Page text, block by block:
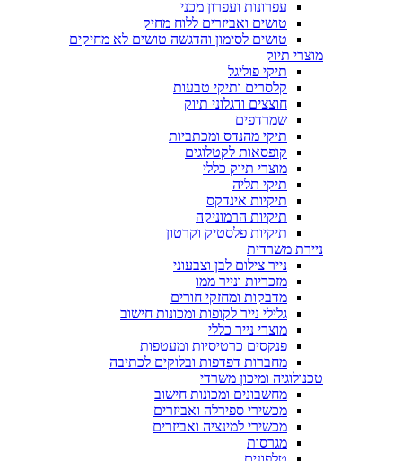
עפרונות ועפרון מכני
טושים ואביזרים ללוח מחיק
טושים לסימון והדגשה טושים לא מחיקים
מוצרי תיוק
תיקי פוליגל
קלסרים ותיקי טבעות
חוצצים ודגלוני תיוק
שמרדפים
תיקי מהנדס ומכתביות
קופסאות לקטלוגים
מוצרי תיוק כללי
תיקי תליה
תיקיות אינדקס
תיקיות הרמוניקה
תיקיות פלסטיק וקרטון
ניירת משרדית
נייר צילום לבן וצבעוני
מזכריות ונייר ממו
מדבקות ומחזקי חורים
גלילי נייר לקופות ומכונות חישוב
מוצרי נייר כללי
פנקסים כרטיסיות ומעטפות
מחברות דפדפות ובלוקים לכתיבה
טכנולוגיה ומיכון משרדי
מחשבונים ומכונות חישוב
מכשירי ספירלה ואביזרים
מכשירי למינציה ואביזרים
מגרסות